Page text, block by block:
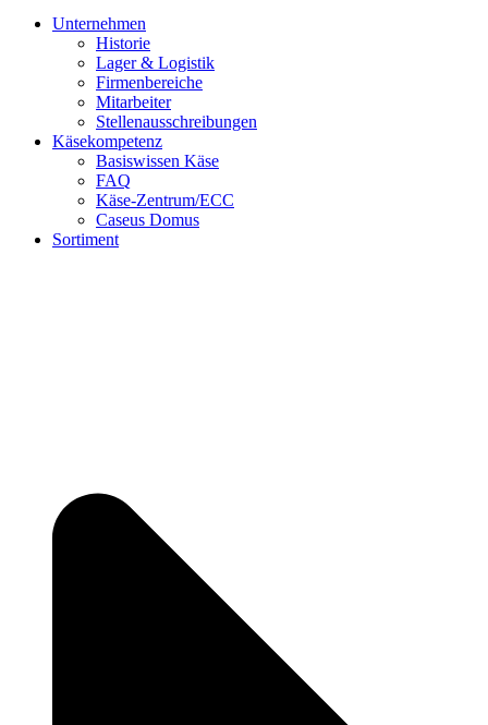
Unternehmen
Historie
Lager & Logistik
Firmenbereiche
Mitarbeiter
Stellenausschreibungen
Käsekompetenz
Basiswissen Käse
FAQ
Käse-Zentrum/ECC
Caseus Domus
Sortiment